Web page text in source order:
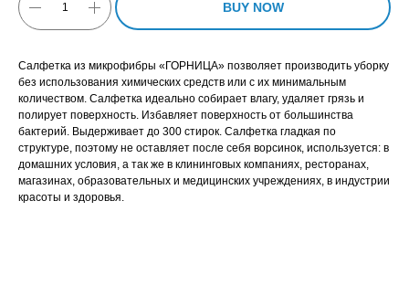
BUY NOW
Салфетка из микрофибры «ГОРНИЦА» позволяет производить уборку
без использования химических средств или с их минимальным
количеством. Салфетка идеально собирает влагу, удаляет грязь и
полирует поверхность. Избавляет поверхность от большинства
бактерий. Выдерживает до 300 стирок. Салфетка гладкая по
структуре, поэтому не оставляет после себя ворсинок, используется: в
домашних условия, а так же в клининговых компаниях, ресторанах,
магазинах, образовательных и медицинских учреждениях, в индустрии
красоты и здоровья.